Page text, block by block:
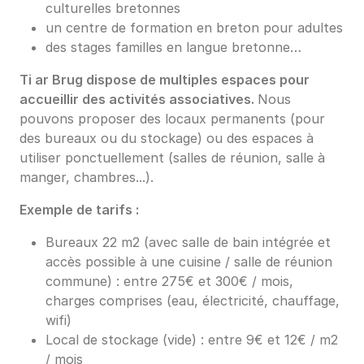
culturelles bretonnes
un centre de formation en breton pour adultes
des stages familles en langue bretonne…
Ti ar Brug dispose de multiples espaces pour
accueillir des activités associatives. Nous
pouvons proposer des locaux permanents (pour
des bureaux ou du stockage) ou des espaces à
utiliser ponctuellement (salles de réunion, salle à
manger, chambres...).
Exemple de tarifs :
Bureaux 22 m2 (avec salle de bain intégrée et
accès possible à une cuisine / salle de réunion
commune) : entre 275€ et 300€ / mois,
charges comprises (eau, électricité, chauffage,
wifi)
Local de stockage (vide) : entre 9€ et 12€ / m2
/ mois